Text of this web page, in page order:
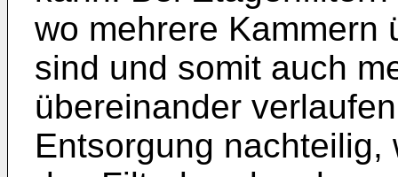
wo mehrere Kammern
sind und somit auch
übereinander
Entsorgung